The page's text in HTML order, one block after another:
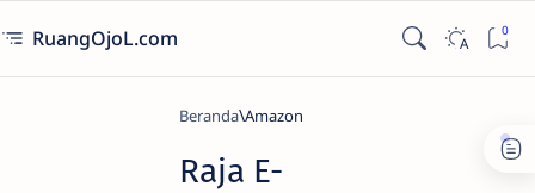
RuangOjoL.com
Beranda Amazon
Raja E-